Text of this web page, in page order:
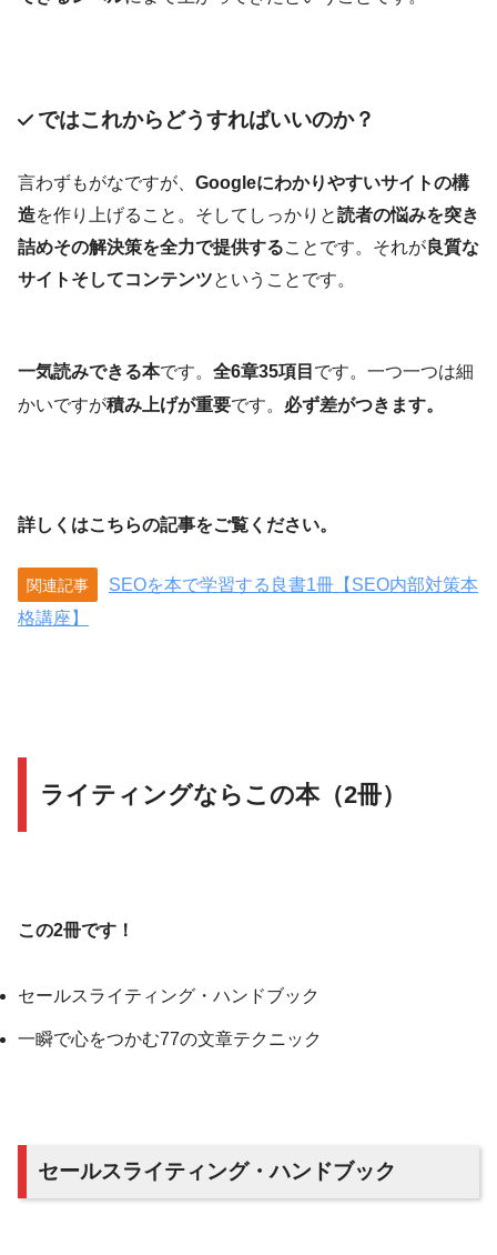
ではこれからどうすればいいのか？
言わずもがなですが、 Googleにわかりやすいサイトの構
造を作り上げること。そしてしっかりと読者の悩みを突き
詰めその解決策を全力で提供することです。それが 良質な
サイトそしてコンテンツということです。
一気読みできる本です。 全6章35項目 です。一つ一つは細
かいですが積み上げが重要です。 必ず差がつきます。
詳しくはこちらの記事をご覧ください。
関連記事
SEOを本で学習する良書1冊【SEO内部対策本
格講座】
ライティングならこの本（2冊）
この2冊です！
セールスライティング・ハンドブック
一瞬で心をつかむ77の文章テクニック
セールスライティング・ハンドブック